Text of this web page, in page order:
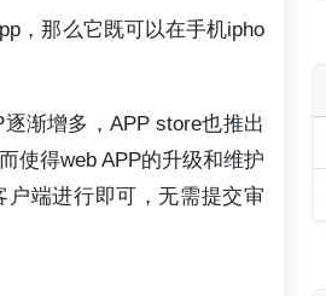
，那么它既可以在手机ipho
渐增多，APP store也推出
使得web APP的升级和维护
端进行即可，无需提交审